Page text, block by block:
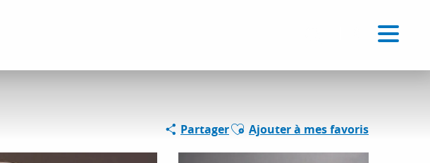
PartagerAjouter aux favoris
Ajouter à mes favoris